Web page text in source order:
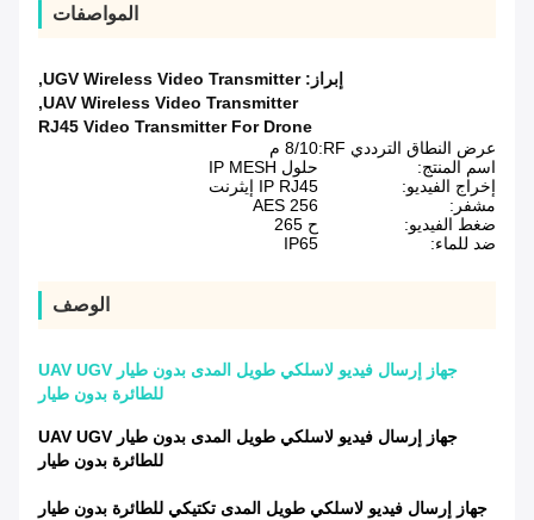
المواصفات
إبراز:UGV Wireless Video Transmitter
,
UAV Wireless Video Transmitter
,
RJ45 Video Transmitter For Drone
عرض النطاق الترددي RF:
8/10 م
اسم المنتج:
حلول IP MESH
إخراج الفيديو:
IP RJ45 إيثرنت
مشفر:
AES 256
ضغط الفيديو:
ح 265
ضد للماء:
IP65
الوصف
جهاز إرسال فيديو لاسلكي طويل المدى بدون طيار UAV UGV
للطائرة بدون طيار
جهاز إرسال فيديو لاسلكي طويل المدى بدون طيار UAV UGV
للطائرة بدون طيار
جهاز إرسال فيديو لاسلكي طويل المدى تكتيكي للطائرة بدون طيار